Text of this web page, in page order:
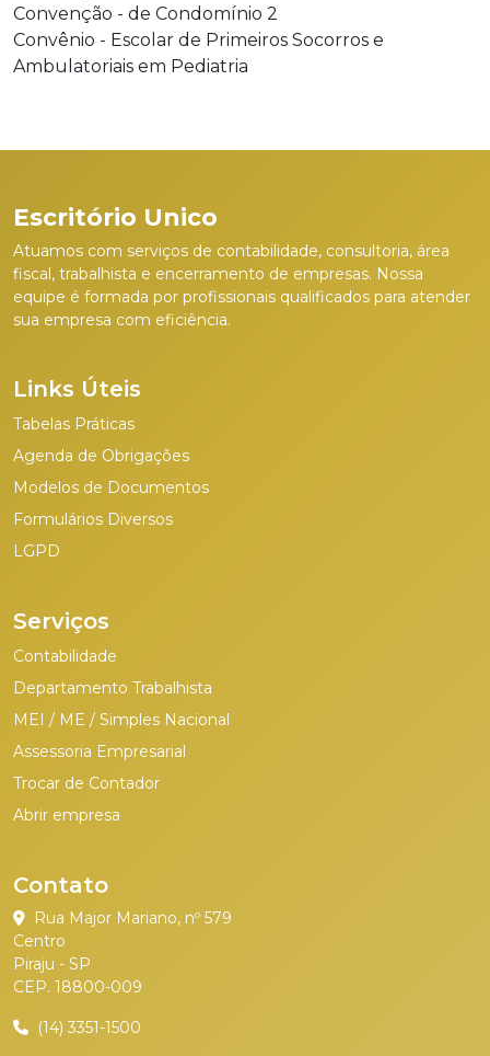
Convenção - de Condomínio 2
Convênio - Escolar de Primeiros Socorros e
Ambulatoriais em Pediatria
Escritório Unico
Atuamos com serviços de contabilidade, consultoria, área
fiscal, trabalhista e encerramento de empresas. Nossa
equipe é formada por profissionais qualificados para atender
sua empresa com eficiência.
Links Úteis
Tabelas Práticas
Agenda de Obrigações
Modelos de Documentos
Formulários Diversos
LGPD
Serviços
Contabilidade
Departamento Trabalhista
MEI / ME / Simples Nacional
Assessoria Empresarial
Trocar de Contador
Abrir empresa
Contato
Rua Major Mariano, nº 579
Centro
Piraju - SP
CEP. 18800-009
(14) 3351-1500